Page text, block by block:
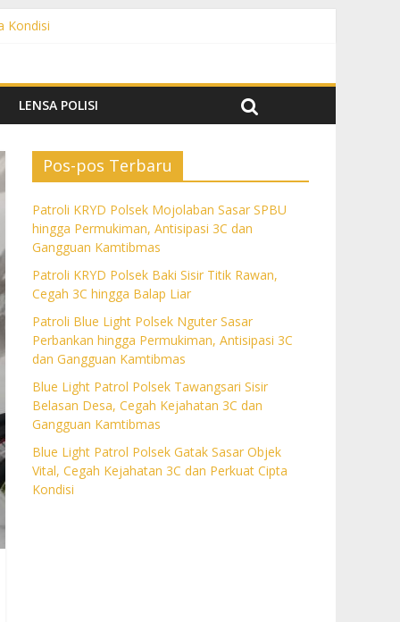
Kondisi
Gangguan Kamtibmas
Kamtibmas
LENSA POLISI
Pos-pos Terbaru
Patroli KRYD Polsek Mojolaban Sasar SPBU
hingga Permukiman, Antisipasi 3C dan
Gangguan Kamtibmas
Patroli KRYD Polsek Baki Sisir Titik Rawan,
Cegah 3C hingga Balap Liar
Patroli Blue Light Polsek Nguter Sasar
Perbankan hingga Permukiman, Antisipasi 3C
dan Gangguan Kamtibmas
Blue Light Patrol Polsek Tawangsari Sisir
Belasan Desa, Cegah Kejahatan 3C dan
Gangguan Kamtibmas
Blue Light Patrol Polsek Gatak Sasar Objek
Vital, Cegah Kejahatan 3C dan Perkuat Cipta
Kondisi